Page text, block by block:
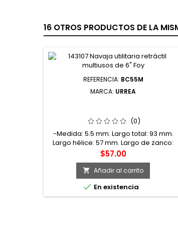
16 OTROS PRODUCTOS DE LA
REFERENCIA: BC55M
MARCA: URREA
MÉTRICA DE 5.5 MM ZANCO RECTO
URREA
(0)
-Medida: 5.5 mm. Largo total: 93 mm.
Largo hélice: 57 mm. Largo de zanco:
34 mm. -Tipo de zanco: Zanco recto.
Velocidad: 530 r/min. -Acero M35 de
alta velocidad con 5% de cobalto. -
Buena resistencia al desgaste. -La alta
dureza del cobalto permite trabajar a
velocidades 30% mayores que las
Precio
$57.00
 Añadir al carrito
 En existencia